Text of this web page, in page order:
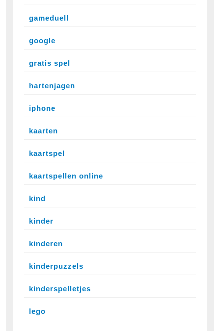
gameduell
google
gratis spel
hartenjagen
iphone
kaarten
kaartspel
kaartspellen online
kind
kinder
kinderen
kinderpuzzels
kinderspelletjes
lego